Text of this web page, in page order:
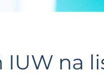
IUW na